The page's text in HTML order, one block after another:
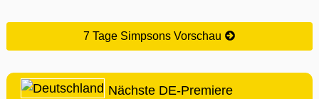
7 Tage Simpsons Vorschau
Nächste DE-Premiere